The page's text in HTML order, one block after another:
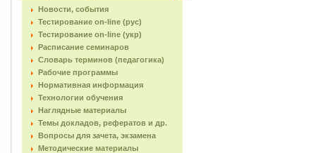
Новости, события
Тестирование on-line (рус)
Тестирование on-line (укр)
Расписание семинаров
Словарь терминов (педагогика)
Рабочие программы
Нормативная информация
Технологии обучения
Наглядные материалы
Темы докладов, рефератов и др.
Вопросы для зачета, экзамена
Методические материалы